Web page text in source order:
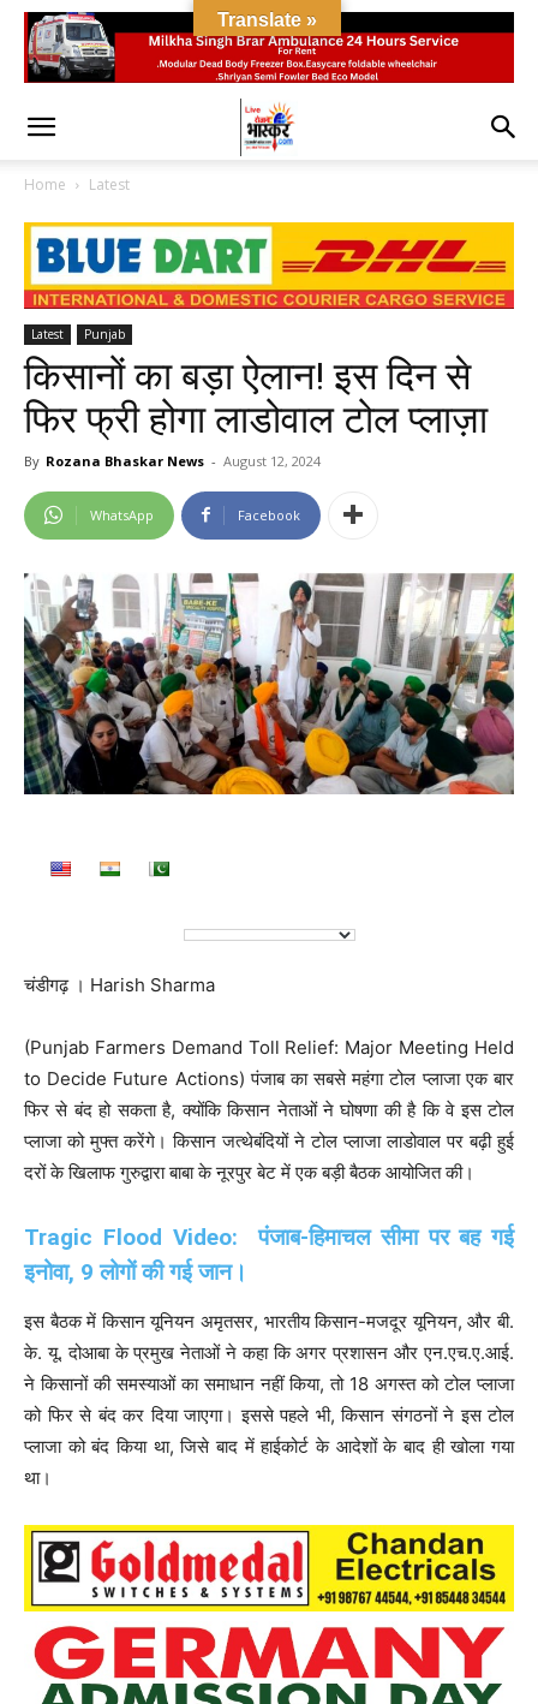
Home Latest
Latest Punjab
किसानों का बड़ा ऐलान! इस दिन से
फिर फ्री होगा लाडोवाल टोल प्लाज़ा
By Rozana Bhaskar News - August 12, 2024
WhatsApp Facebook
चंडीगढ़ । Harish Sharma
(Punjab Farmers Demand Toll Relief: Major Meeting Held
to Decide Future Actions) पंजाब का सबसे महंगा टोल प्लाजा एक बार
फिर से बंद हो सकता है, क्योंकि किसान नेताओं ने घोषणा की है कि वे इस टोल
प्लाजा को मुफ्त करेंगे। किसान जत्थेबंदियों ने टोल प्लाजा लाडोवाल पर बढ़ी हुई
दरों के खिलाफ गुरुद्वारा बाबा के नूरपुर बेट में एक बड़ी बैठक आयोजित की।
Tragic Flood Video:
पंजाब-हिमाचल सीमा पर बह गई
इनोवा, 9 लोगों की गई जान।
इस बैठक में किसान यूनियन अमृतसर, भारतीय किसान-मजदूर यूनियन, और बी.
के. यू. दोआबा के प्रमुख नेताओं ने कहा कि अगर प्रशासन और एन.एच.ए.आई.
ने किसानों की समस्याओं का समाधान नहीं किया, तो 18 अगस्त को टोल प्लाजा
को फिर से बंद कर दिया जाएगा। इससे पहले भी, किसान संगठनों ने इस टोल
प्लाजा को बंद किया था, जिसे बाद में हाईकोर्ट के आदेशों के बाद ही खोला गया
था।
Translate »